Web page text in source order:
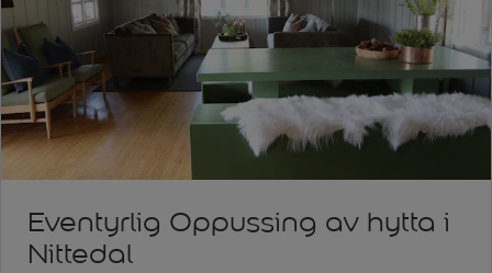
Eventyrlig Oppussing av hytta i
Nittedal